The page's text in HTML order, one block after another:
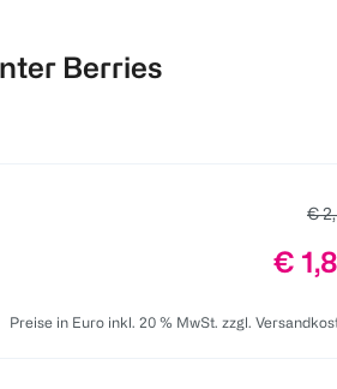
Berries
€
€
Preise in Euro inkl. 20 % MwSt. zzgl.